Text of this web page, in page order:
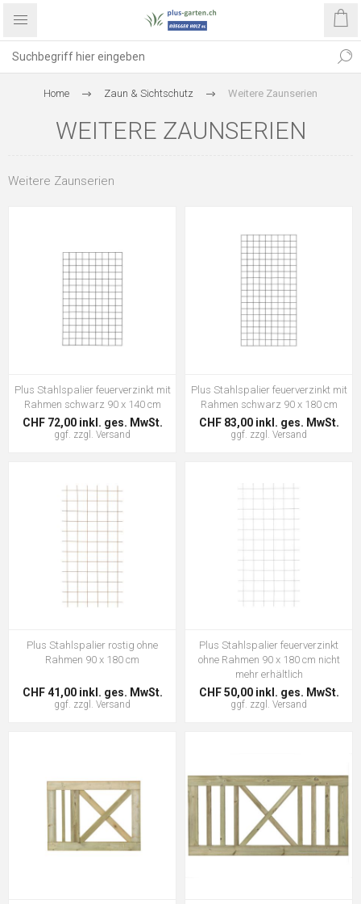
Home Zaun & Sichtschutz Weitere Zaunserien
WEITERE ZAUNSERIEN
Weitere Zaunserien
Plus Stahlspalier feuerverzinkt mit
Rahmen schwarz 90 x 140 cm
CHF 72,00 inkl. ges. MwSt.
ggf. zzgl. Versand
Plus Stahlspalier feuerverzinkt mit
Rahmen schwarz 90 x 180 cm
CHF 83,00 inkl. ges. MwSt.
ggf. zzgl. Versand
Plus Stahlspalier rostig ohne
Rahmen 90 x 180 cm
CHF 41,00 inkl. ges. MwSt.
ggf. zzgl. Versand
Plus Stahlspalier feuerverzinkt
ohne Rahmen 90 x 180 cm nicht
mehr erhältlich
CHF 50,00 inkl. ges. MwSt.
ggf. zzgl. Versand